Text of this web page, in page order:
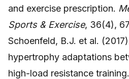
and exercise prescription.
Sports & Exercise, 36(4),
Schoenfeld, B.J. et al.
hypertrophy adaptations
high-load resistance training.